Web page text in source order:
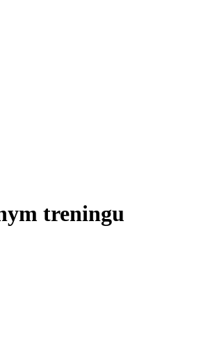
treningu